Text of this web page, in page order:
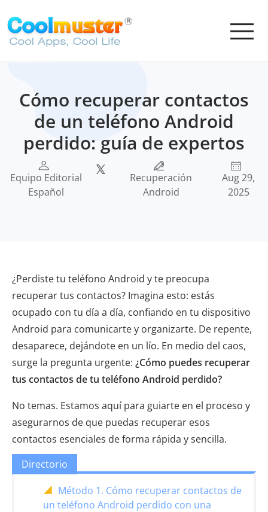
Cómo recuperar contactos
de un teléfono Android
perdido: guía de expertos
Equipo Editorial
Español
Recuperación
Android
Aug 29,
2025
¿Perdiste tu teléfono Android y te preocupa
recuperar tus contactos? Imagina esto: estás
ocupado con tu día a día, confiando en tu dispositivo
Android para comunicarte y organizarte. De repente,
desaparece, dejándote en un lío. En medio del caos,
surge la pregunta urgente: ¿Cómo puedes recuperar
tus contactos de tu teléfono Android perdido?
No temas. Estamos aquí para guiarte en el proceso y
asegurarnos de que puedas recuperar esos
contactos esenciales de forma rápida y sencilla.
Directorio
Método 1. Cómo recuperar contactos de
un teléfono Android perdido con una